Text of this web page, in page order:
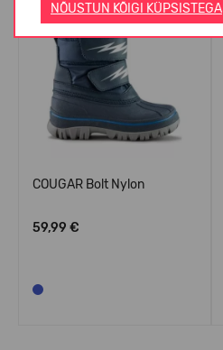
NÕUSTUN KÕIGI KÜPSISTEGA
COUGAR Bolt Nylon
59,99 €